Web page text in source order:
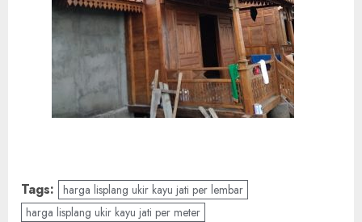
Tags: harga lisplang ukir kayu jati per lembar
harga lisplang ukir kayu jati per meter